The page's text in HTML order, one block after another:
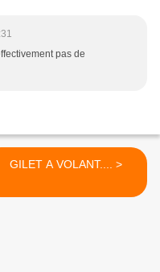
pas de
GILET A VOLANT.... >